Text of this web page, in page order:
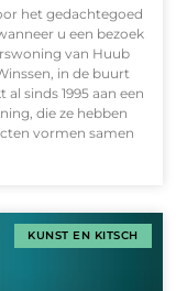
het gedachtegoed
u een bezoek
van Huub
in de buurt
sinds 1995 aan een
die ze hebben
vormen samen
KUNST EN KITSCH